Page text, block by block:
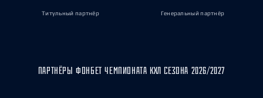
Титульный партнёр Генеральный партнёр
ПАРТНЁРЫ ФОНБЕТ ЧЕМПИОНАТА КХЛ СЕЗОНА 2026/2027